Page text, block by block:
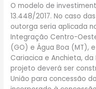
O modelo de
13.448/2017. No caso
outorga seria aplicada
Integração Centro-
(GO) e Água Boa (MT),
Cariacica e Anchieta, da
projeto deverá ser
União para concessão